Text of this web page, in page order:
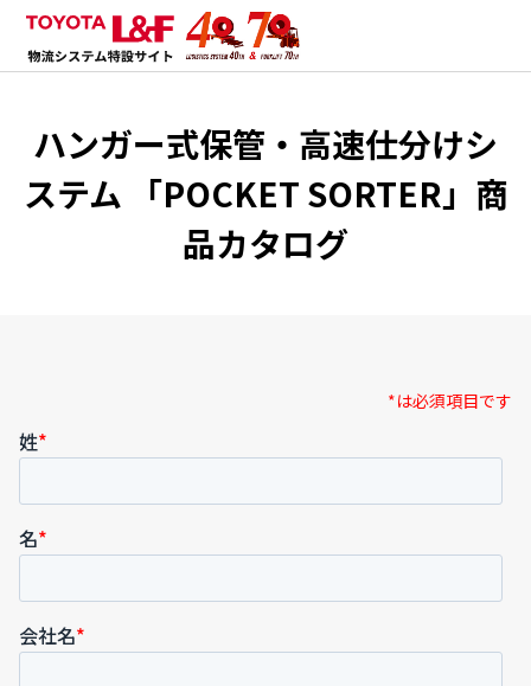
ハンガー式保管・高速仕分けシ
ステム 「POCKET SORTER」商
品カタログ